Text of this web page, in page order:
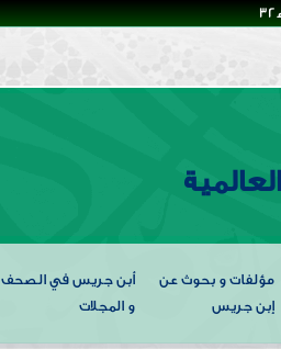
مؤلفات و بحوث عن
إبن جريس
أبن جريس في الصحف
و المجلات